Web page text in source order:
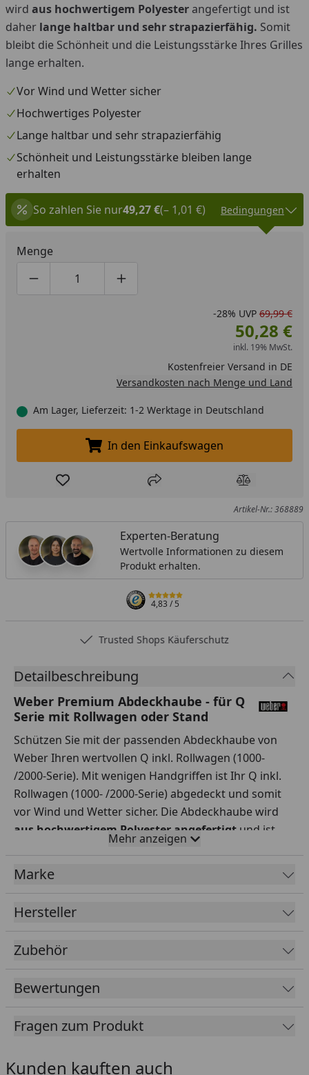
wird aus hochwertigem Polyesterangefertigt und ist
daher lange haltbar und sehr strapazierfähig. Somit
bleibt die Schönheit und die Leistungsstärke Ihres Grilles
lange erhalten.
Vor Wind und Wetter sicher
Hochwertiges Polyester
Lange haltbar und sehr strapazierfähig
Schönheit und Leistungsstärke bleiben lange
erhalten
So zahlen Sie nur49,27 €(– 1,01 €) Bedingungen
Menge
Produktmenge um eins verringern
Produktmenge manuell eingeben
Produktmenge um eins erhöhen
-28% UVP 69,99 €
50,28 €
inkl. 19% MwSt.
Kostenfreier Versand in DE
Versandkosten nach Menge und Land
Am Lager, Lieferzeit: 1-2 Werktage in Deutschland
In den Einkaufswagen legen
In den Einkaufswagen
Produkt zur Wunschliste hinzufügen
Teilen Produkt
Artikel-Nr.: 368889
Experten-Beratung
Wertvolle Informationen zu diesem
Produkt erhalten.
4,83/ 5
Trusted Shops Käuferschutz
Detailbeschreibung
Weber Premium Abdeckhaube - für Q
Serie mit Rollwagen oder Stand
Schützen Sie mit der passenden Abdeckhaube von
Weber Ihren wertvollen Q inkl. Rollwagen (1000-
/2000-Serie). Mit wenigen Handgriffen ist Ihr Q inkl.
Rollwagen (1000- /2000-Serie) abgedeckt und somit
vor Wind und Wetter sicher. Die Abdeckhaube wird
aus hochwertigem Polyester angefertigt und ist
lange haltbar und sehr strapazierfähig.
Somit bleibt die Schönheit und die Leistungsstärke
Ihres Grilles lange erhalten.
Mehr anzeigen
Marke
Hersteller
Zubehör
Bewertungen
Fragen zum Produkt
Kunden kauften auch